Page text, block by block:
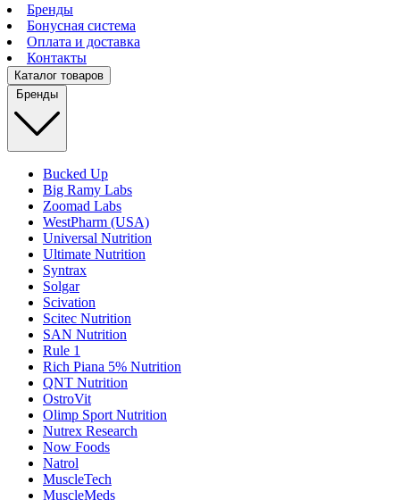
Бренды
Бонусная система
Оплата и доставка
Контакты
Каталог товаров
Бренды
Bucked Up
Big Ramy Labs
Zoomad Labs
WestPharm (USA)
Universal Nutrition
Ultimate Nutrition
Syntrax
Solgar
Scivation
Scitec Nutrition
SAN Nutrition
Rule 1
Rich Piana 5% Nutrition
QNT Nutrition
OstroVit
Olimp Sport Nutrition
Nutrex Research
Now Foods
Natrol
MuscleTech
MuscleMeds